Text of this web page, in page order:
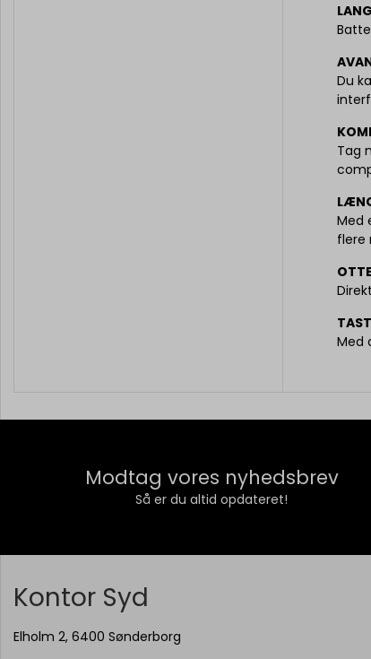
Du
Tag
Med
flere
Med
Modtag vores nyhedsbrev
Så er du altid opdateret!
Kontor Syd
Elholm 2, 6400 Sønderborg